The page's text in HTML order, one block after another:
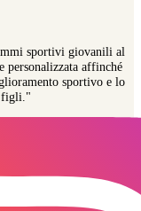
sportivi giovanili al
personalizzata affinché
sportivo e lo
figli."